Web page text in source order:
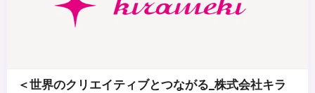
＜世界のクリエイティブとつながる_株式会社キラ